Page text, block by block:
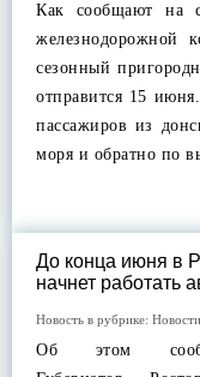
Как сообщают на
железнодорожной
сезонный
отправится 15
пассажиров из
моря и обратно по
До конца июня в
начнет работать
Новость в рубрике: Новости
Об этом